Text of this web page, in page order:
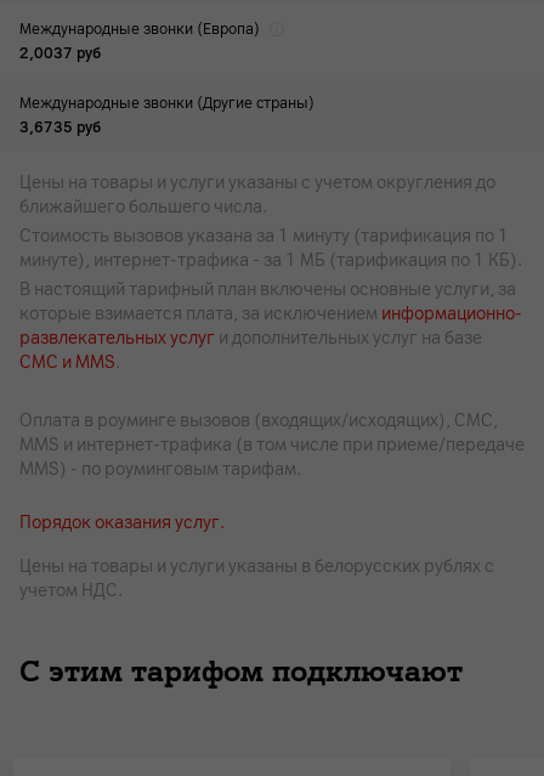
Международные звонки (Европа)
2,0037 руб
Международные звонки (Другие страны)
3,6735 руб
Цены на товары и услуги указаны с учетом округления до
ближайшего большего числа.
Стоимость вызовов указана за 1 минуту (тарификация по 1
минуте), интернет-трафика - за 1 МБ (тарификация по 1 КБ).
В настоящий тарифный план включены основные услуги, за
которые взимается плата, за исключением информационно-
развлекательных услуг и дополнительных услуг на базе
СМС и MMS.
Оплата в роуминге вызовов (входящих/исходящих), СМС,
MMS и интернет-трафика (в том числе при приеме/передаче
MMS) - по роуминговым тарифам.
Порядок оказания услуг.
Цены на товары и услуги указаны в белорусских рублях с
учетом НДС.
С этим тарифом подключают